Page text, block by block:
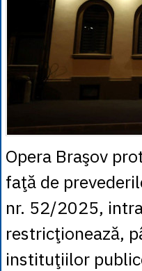
Opera Braşov
faţă de
nr. 52/2025,
restricţionează,
instituţiilor